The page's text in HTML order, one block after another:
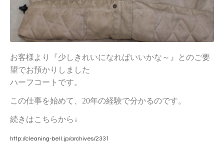
お客様より『少しきれいになればいいかな～』とのご要
望でお預かりしました
ハーフコートです。
この仕事を始めて、20年の経験で分かるのです。
続きはこちらから↓
http://cleaning-bell.jp/archives/2331